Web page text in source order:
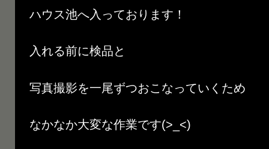
ハウス池へ入っております！
入れる前に検品と
写真撮影を一尾ずつおこなっていくため
なかなか大変な作業です(>_<)